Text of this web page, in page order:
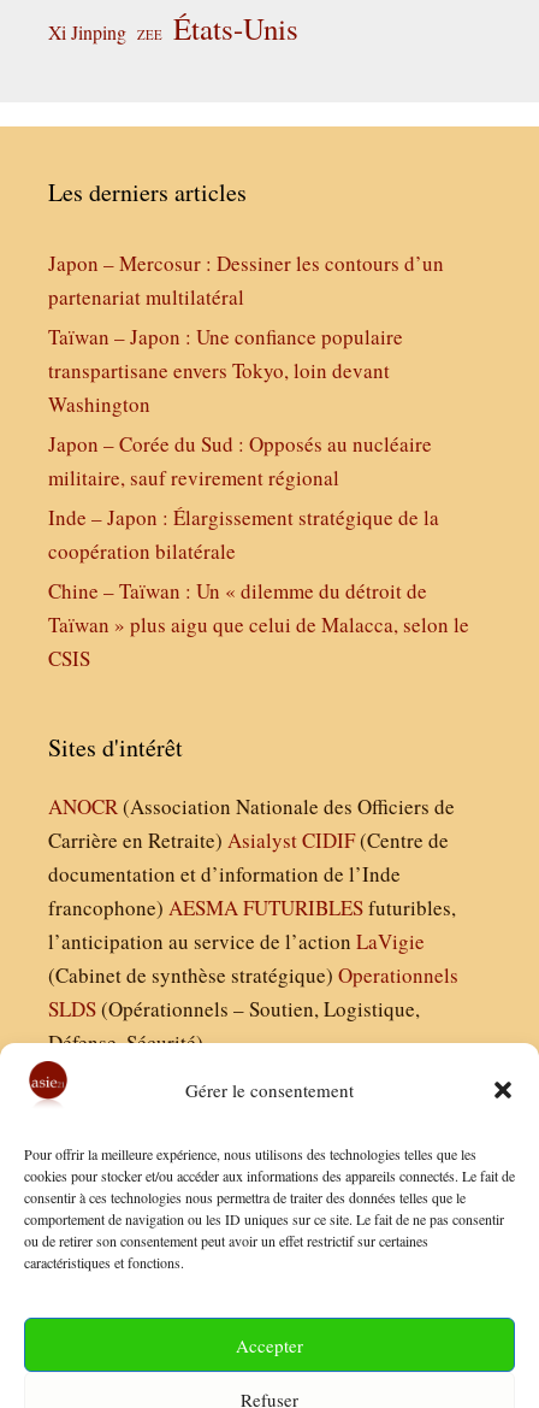
Gérer le consentement
Pour offrir la meilleure expérience, nous utilisons des technologies telles que les
cookies pour stocker et/ou accéder aux informations des appareils connectés. Le fait de
consentir à ces technologies nous permettra de traiter des données telles que le
comportement de navigation ou les ID uniques sur ce site. Le fait de ne pas consentir
ou de retirer son consentement peut avoir un effet restrictif sur certaines
caractéristiques et fonctions.
Accepter
Refuser
Xi Jinping ZEE États-Unis
Les derniers articles
Japon – Mercosur : Dessiner les contours d’un
partenariat multilatéral
Taïwan – Japon : Une confiance populaire
transpartisane envers Tokyo, loin devant
Washington
Japon – Corée du Sud : Opposés au nucléaire
militaire, sauf revirement régional
Inde – Japon : Élargissement stratégique de la
coopération bilatérale
Chine – Taïwan : Un « dilemme du détroit de
Taïwan » plus aigu que celui de Malacca, selon le
CSIS
Sites d'intérêt
ANOCR (Association Nationale des Officiers de
Carrière en Retraite) AsialystCIDIF(Centre de
documentation et d’information de l’Inde
francophone) AESMA FUTURIBLESfuturibles,
l’anticipation au service de l’action LaVigie
(Cabinet de synthèse stratégique) Operationnels
SLDS(Opérationnels – Soutien, Logistique,
Défense, Sécurité)
Finaldées EURL
Siège social : 13 avenue Boudon, 75016, Paris
Nous contacter
Conditions Générales de Vente
Politique de Confidentialité